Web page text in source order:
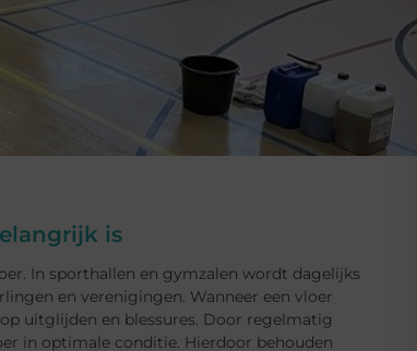
is
In sporthallen en gymzalen wordt dagelijks
en verenigingen. Wanneer een vloer
uitglijden en blessures. Door regelmatig
in optimale conditie. Hierdoor behouden